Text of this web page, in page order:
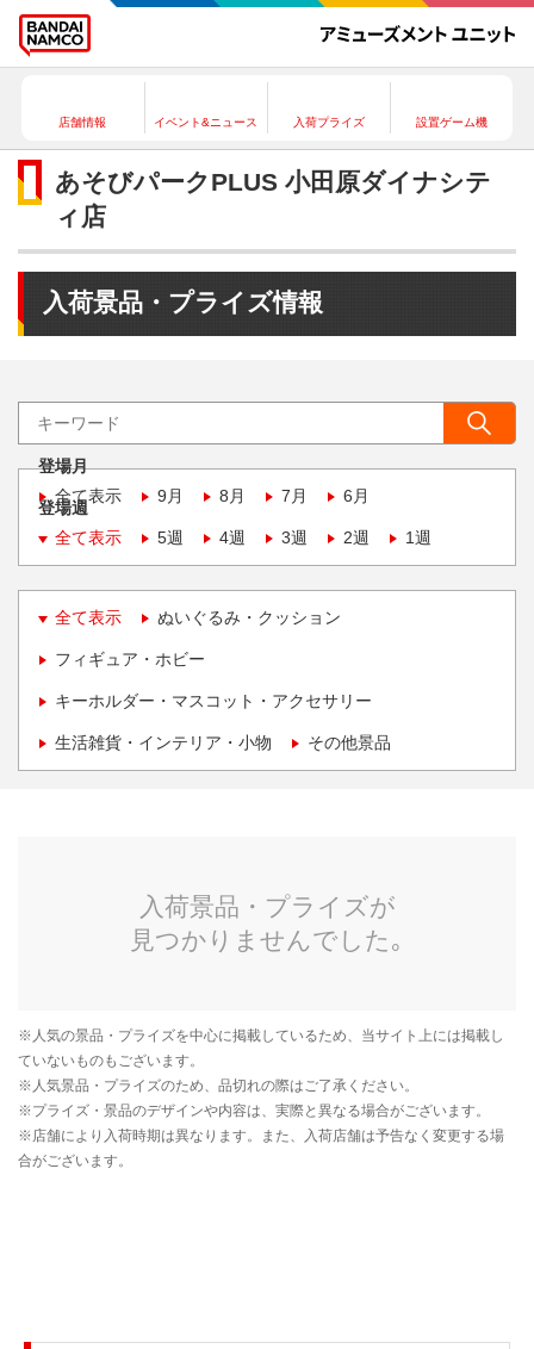
店舗情報 イベント&ニュース 入荷プライズ 設置ゲーム機
あそびパークPLUS 小田原ダイナシテ
ィ店
入荷景品・プライズ情報
登場月
全て表示
9月 8月 7月 6月
登場週
全て表示
5週 4週 3週 2週 1週
全て表示 ぬいぐるみ・クッション
フィギュア・ホビー
キーホルダー・マスコット・アクセサリー
生活雑貨・インテリア・小物 その他景品